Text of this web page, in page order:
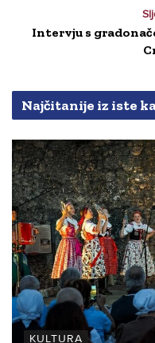
Intervju s
Najčitanije iz iste
KULTURA